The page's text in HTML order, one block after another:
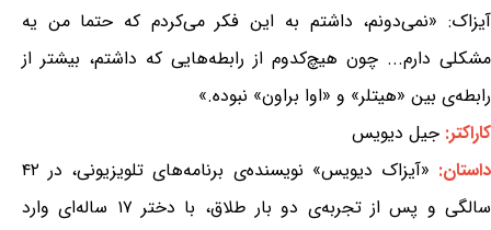
آیزاک: «نمی‌دونم، داشتم به این فکر می‌کردم که حتما من یه
مشکلی دارم... چون هیچ‌کدوم از رابطه‌هایی که داشتم، بیشتر از
رابطه‌ی بین «هیتلر» و «اوا براون» نبوده.»
کاراکتر: جیل دیویس
داستان:
«آیزاک دیویس» نویسنده‌ی برنامه‌های تلویزیونی، در ۴۲
سالگی و پس از تجربه‌ی دو بار طلاق، با دختر ۱۷ ساله‌ای وارد